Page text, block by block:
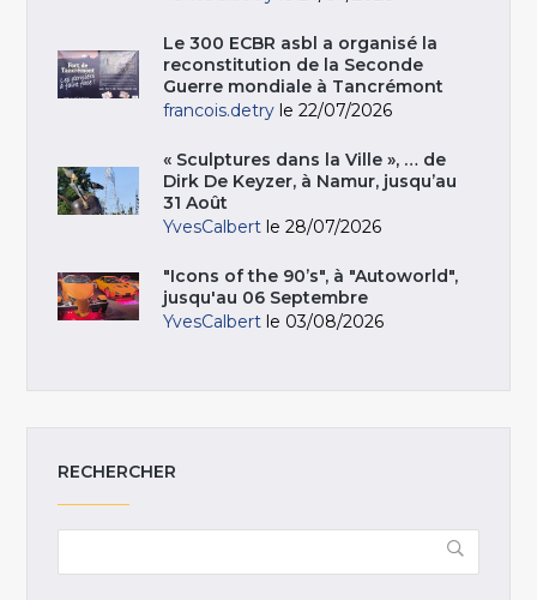
Le 300 ECBR asbl a organisé la
reconstitution de la Seconde
Guerre mondiale à Tancrémont
francois.detry le 22/07/2026
« Sculptures dans la Ville », … de
Dirk De Keyzer, à Namur, jusqu’au
31 Août
YvesCalbert le 28/07/2026
"Icons of the 90’s", à "Autoworld",
jusqu'au 06 Septembre
YvesCalbert le 03/08/2026
RECHERCHER